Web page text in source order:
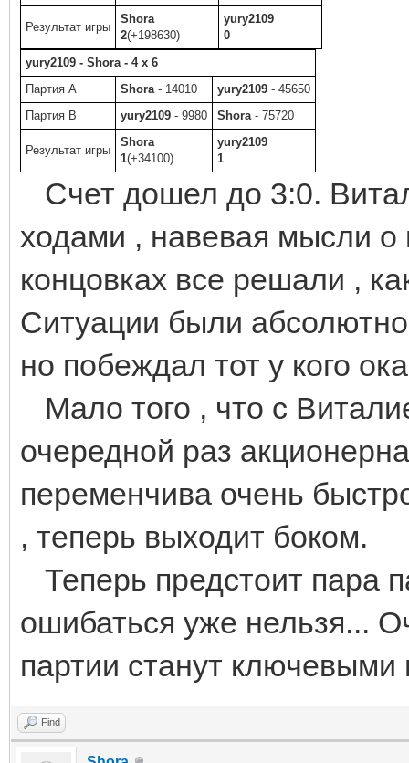
Результат игры
Shora
2(+198630)
yury2109
0
yury2109 - Shora - 4 x 6
Партия A
Shora - 14010 yury2109 - 45650
Партия B
yury2109 - 9980 Shora - 75720
Результат игры
Shora
1(+34100)
yury2109
1
Счет дошел до 3:0.
ходами , навевая мысли о
концовках все решали ,
Ситуации были
но побеждал тот у кого
Мало того , что с
очередной раз
переменчива очень
, теперь выходит боком.
Теперь предстоит пара
ошибаться уже нельзя...
партии станут ключевыми
Find